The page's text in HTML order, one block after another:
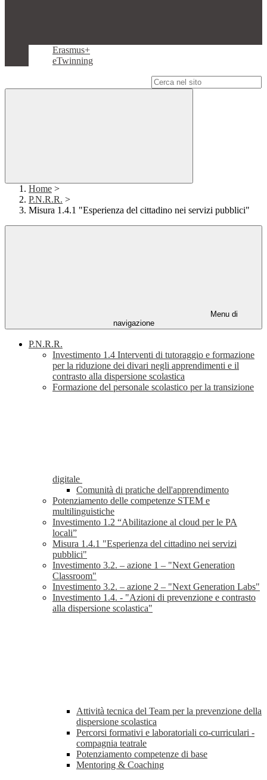
Erasmus+
eTwinning
Home >
P.N.R.R. >
Misura 1.4.1 "Esperienza del cittadino nei servizi pubblici"
Menu di
navigazione
P.N.R.R.
Investimento 1.4 Interventi di tutoraggio e formazione
per la riduzione dei divari negli apprendimenti e il
contrasto alla dispersione scolastica
Formazione del personale scolastico per la transizione
digitale
Comunità di pratiche dell'apprendimento
Potenziamento delle competenze STEM e
multilinguistiche
Investimento 1.2 “Abilitazione al cloud per le PA
locali”
Misura 1.4.1 "Esperienza del cittadino nei servizi
pubblici"
Investimento 3.2. – azione 1 – "Next Generation
Classroom"
Investimento 3.2. – azione 2 – "Next Generation Labs"
Investimento 1.4. - "Azioni di prevenzione e contrasto
alla dispersione scolastica"
Attività tecnica del Team per la prevenzione della
dispersione scolastica
Percorsi formativi e laboratoriali co-curriculari -
compagnia teatrale
Potenziamento competenze di base
Mentoring & Coaching